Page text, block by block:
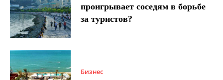
проигрывает соседям в борьбе
за туристов?
Бизнес